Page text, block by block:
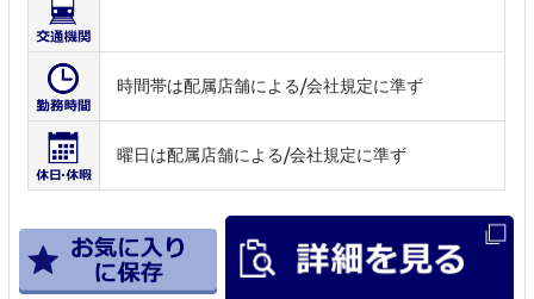
時間帯は配属店舗による/会社規定に準ず
曜日は配属店舗による/会社規定に準ず